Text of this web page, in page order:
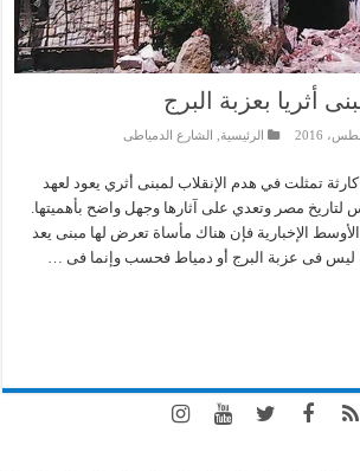
أثريا بعزبة البرج
الرئيسية, الشارع الدمياطى
تمثلت في هدم الإنقلاب لمبنى أثري يعود لعهد
مصر وتعدي على آثارها وجهل واضح بأهميتها.
الإخبارية فإن هناك مأساة تعرض لها مبنى يعد
ليس فى عزبة البرج أو دمياط فحسب وإنما فى …